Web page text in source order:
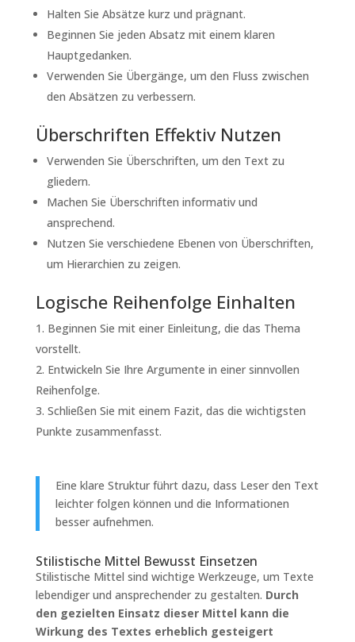
Halten Sie Absätze kurz und prägnant.
Beginnen Sie jeden Absatz mit einem klaren
Hauptgedanken.
Verwenden Sie Übergänge, um den Fluss zwischen
den Absätzen zu verbessern.
Überschriften Effektiv Nutzen
Verwenden Sie Überschriften, um den Text zu
gliedern.
Machen Sie Überschriften informativ und
ansprechend.
Nutzen Sie verschiedene Ebenen von Überschriften,
um Hierarchien zu zeigen.
Logische Reihenfolge Einhalten
Beginnen Sie mit einer Einleitung, die das Thema
vorstellt.
Entwickeln Sie Ihre Argumente in einer sinnvollen
Reihenfolge.
Schließen Sie mit einem Fazit, das die wichtigsten
Punkte zusammenfasst.
Eine klare Struktur führt dazu, dass Leser den Text
leichter folgen können und die Informationen
besser aufnehmen.
Stilistische Mittel Bewusst Einsetzen
Stilistische Mittel sind wichtige Werkzeuge, um Texte
lebendiger und ansprechender zu gestalten. Durch
den gezielten Einsatz dieser Mittel kann die
Wirkung des Textes erheblich gesteigert